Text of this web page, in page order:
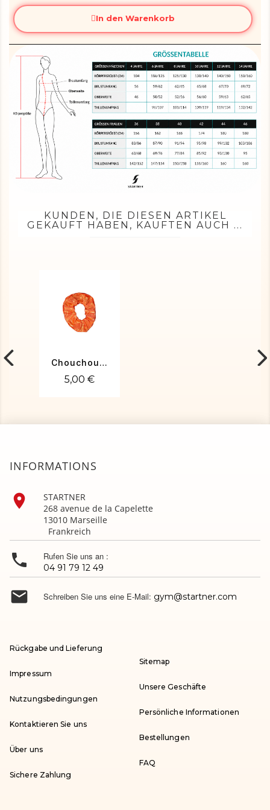
In den Warenkorb
KUNDEN, DIE DIESEN ARTIKEL
GEKAUFT HABEN, KAUFTEN AUCH ...
Chouchou poudré orange
5,00 €
INFORMATIONS

STARTNER
268 avenue de la Capelette
13010 Marseille
Frankreich
 Rufen Sie uns an :
04 91 79 12 49
 Schreiben Sie uns eine E-Mail: gym@startner.com
Rückgabe und Lieferung
Impressum
Nutzungsbedingungen
Kontaktieren Sie uns
Über uns
Sichere Zahlung
Sitemap
Unsere Geschäfte
Persönliche Informationen
Bestellungen
FAQ